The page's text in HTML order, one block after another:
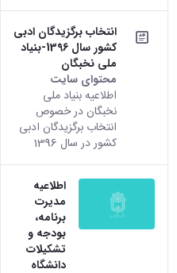
انتخاب برگزیدگان ادبی
کشور سال 1396-بنیاد
ملی نخبگان
محتوای سایت
اطلاعیه بنیاد ملی
نخبگان در خصوص
انتخاب برگزیدگان ادبی
کشور در سال 1396
اطلاعیه
مدیرت
برنامه،
بودجه و
تشکیلات
دانشگاه